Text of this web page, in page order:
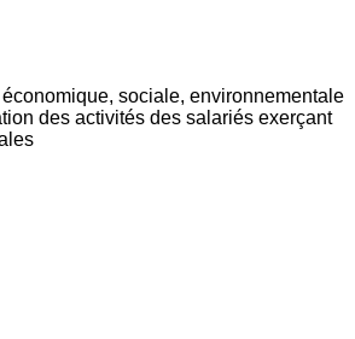
sociale, environnementale
des activités des salariés exerçant